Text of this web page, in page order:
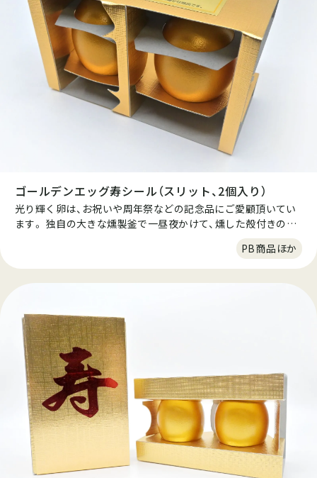
ゴールデンエッグ寿シール（スリット、2個入り）
光り輝く卵は、お祝いや周年祭などの記念品にご愛顧頂いてい
ます。 独自の大きな燻製釜で一昼夜かけて、燻した殻付きの燻
製たまごです。この一昼夜と言うのは短すぎても旨味が出な
く、長すぎても味が抜けるという絶妙なタイミングで仕上げて
います。良質なたんぱく質、ビタミン、ミネラル、鉄などの栄養
価の優れた商品です。殻をむくと出てくるのは、スモークの香
ーブオイルを少量垂らしても美味しくお召し上がりいただけま
す。 ※ジャパンフードセレクション金賞受賞。
PB商品ほか